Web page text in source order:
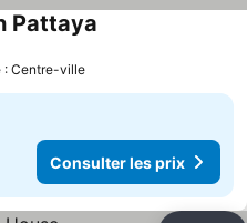
Pattaya
: Centre-ville
Consulter les prix